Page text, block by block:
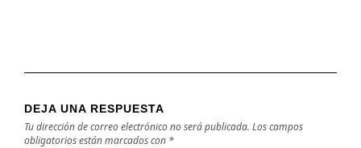
DEJA UNA RESPUESTA
Tu dirección de correo electrónico no será publicada. Los campos
obligatorios están marcados con *